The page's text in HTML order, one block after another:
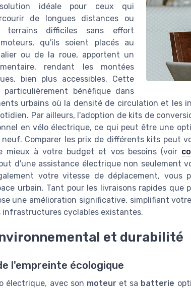
idéale pour ceux qui
de longues distances ou
terrains difficiles sans effort
qu'ils soient placés au
ou de la roue, apportent un
rendant les montées
bien plus accessibles. Cette
particulièrement bénéfique dans
urbains où la densité de circulation et les
Par ailleurs, l'adoption de kits de
en vélo électrique, ce qui peut être une
Comparer les prix de différents kits peut
mieux à votre budget et vos besoins (voir
d'une assistance électrique non seulement
votre vitesse de déplacement, vous
urbain. Tant pour les livraisons rapides
une amélioration significative, simplifiant
infrastructures cyclables existantes.
et durabilité
l'empreinte écologique
électrique, avec son moteuret sa batterie